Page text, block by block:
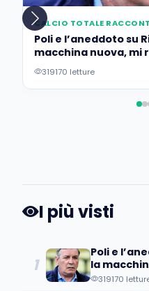
CALCIO TOTALE
Poli e l’aneddoto su
macchina nuova, mi
concessionaria per
319170 letture
I più visti
1
Poli e
la
319170